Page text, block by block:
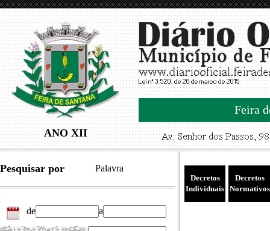
ANO XII
Feira
Pesquisar por Palavra
de a
Decretos
Individuais
Decretos
Normativos